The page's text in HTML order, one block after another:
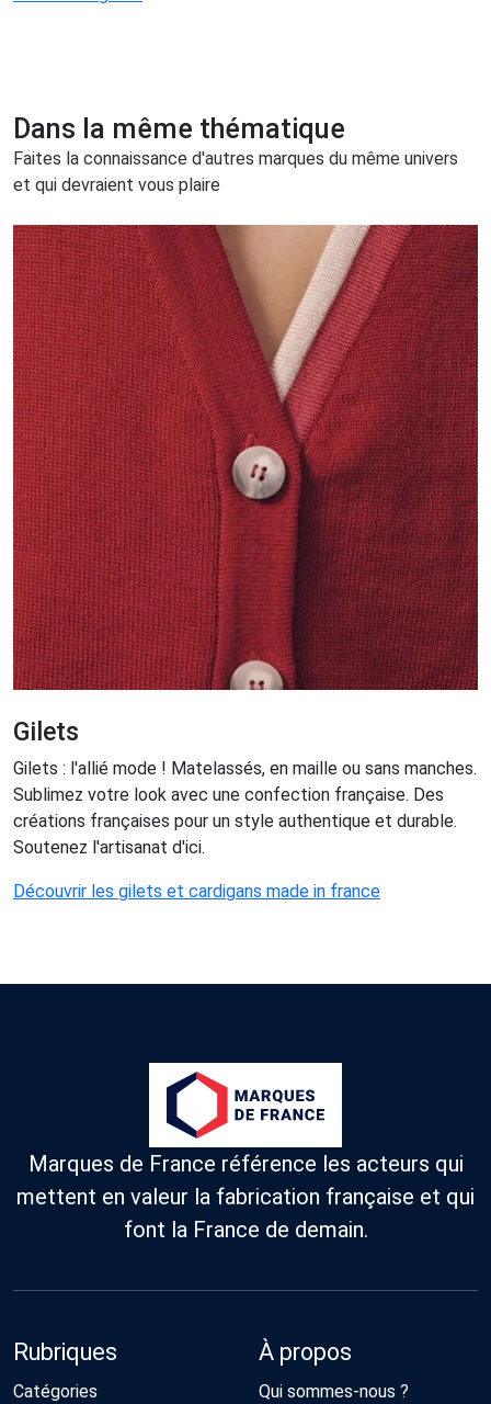
Dans la même thématique
Faites la connaissance d'autres marques du même univers
et qui devraient vous plaire
Gilets
Gilets : l'allié mode ! Matelassés, en maille ou sans manches.
Sublimez votre look avec une confection française. Des
créations françaises pour un style authentique et durable.
Soutenez l'artisanat d'ici.
Découvrir les gilets et cardigans made in france
Marques de France référence les acteurs qui
mettent en valeur la fabrication française et qui
font la France de demain.
Rubriques
Catégories
À propos
Qui sommes-nous ?